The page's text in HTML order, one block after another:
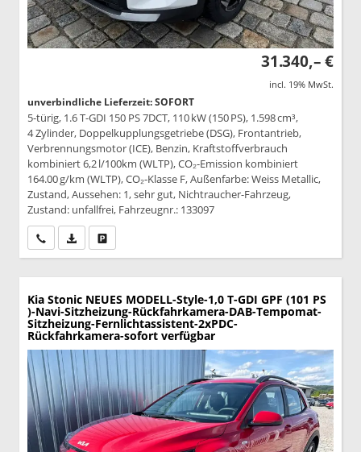
31.340,– €
incl. 19% MwSt.
unverbindliche Lieferzeit: SOFORT
5-türig, 1.6 T-GDI 150 PS 7DCT, 110 kW (150 PS), 1.598 cm³,
4 Zylinder, Doppelkupplungsgetriebe (DSG), Frontantrieb,
Verbrennungsmotor (ICE), Benzin, Kraftstoffverbrauch
kombiniert 6,2 l/100km (WLTP), CO₂-Emission kombiniert
164.00 g/km (WLTP), CO₂-Klasse F, Außenfarbe: Weiss Metallic,
Zustand, Aussehen: 1, sehr gut, Nichtraucher-Fahrzeug,
Zustand: unfallfrei, Fahrzeugnr.: 133097
Wir rufen Sie anPDF-Datei, Fahrzeugexposé drucken
Kia Stonic NEUES MODELL-Style-1,0 T-GDI GPF (101 PS
)-Navi-Sitzheizung-Rückfahrkamera-DAB-Tempomat-
Sitzheizung-Fernlichtassistent-2xPDC-
Rückfahrkamera-sofort verfügbar